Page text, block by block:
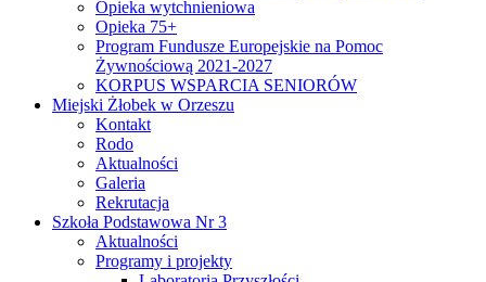
Opieka wytchnieniowa
Opieka 75+
Program Fundusze Europejskie na Pomoc
Żywnościową 2021-2027
KORPUS WSPARCIA SENIORÓW
Miejski Żłobek w Orzeszu
Kontakt
Rodo
Aktualności
Galeria
Rekrutacja
Szkoła Podstawowa Nr 3
Aktualności
Programy i projekty